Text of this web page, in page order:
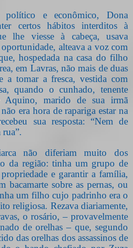
político e econômico, Dona
certos hábitos interditos à
lhe viesse à cabeça, usava
alteava a voz com
hospedada na casa do filho
em Lavras, não mais de duas
a tomar a fresca, vestida com
quando o cunhado, tenente
Aquino, marido de sua irmã
era hora de rapariga estar na
sua resposta: “Nem de
não diferiam muito dos
da região: tinha um grupo de
e garantir a família,
bacamarte sobre as pernas, ou
um filho cujo padrinho era o
religiosa. Rezava diariamente,
o rosário, – provavelmente
de orelhas – que, segundo
das orelhas dos assassinos de